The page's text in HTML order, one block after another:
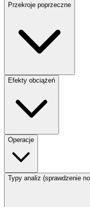
Przekroje poprzeczne
Efekty obciążeń
Operacje
Typy analiz (sprawdzenie